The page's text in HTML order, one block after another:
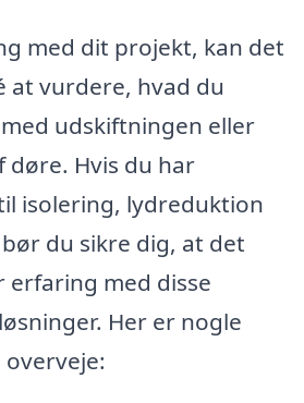
med dit projekt, kan det
at vurdere, hvad du
udskiftningen eller
døre. Hvis du har
isolering, lydreduktion
du sikre dig, at det
med disse
Her er nogle